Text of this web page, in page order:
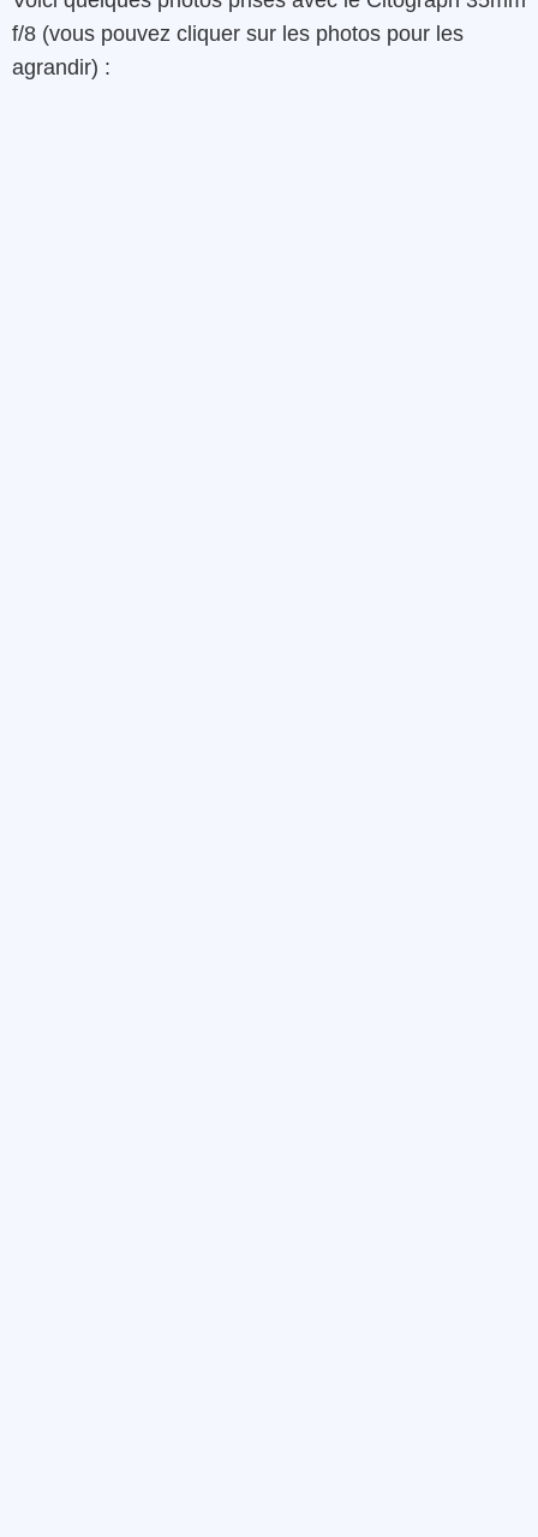
f/8 (vous pouvez cliquer sur les photos pour les
agrandir) :